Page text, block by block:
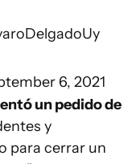
6, 2021
un pedido de
y
para cerrar un